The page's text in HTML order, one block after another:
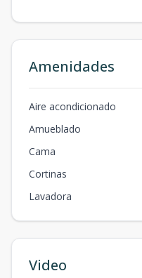
Amenidades
Aire acondicionado
Amueblado
Cama
Cortinas
Lavadora
Video